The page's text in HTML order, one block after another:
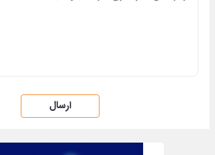
ارسال